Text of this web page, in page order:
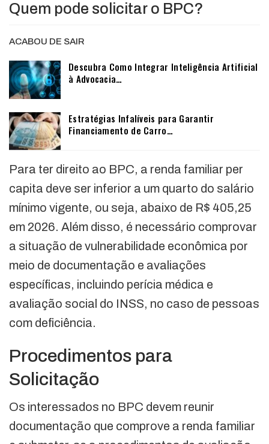
Quem pode solicitar o BPC?
ACABOU DE SAIR
Descubra Como Integrar Inteligência Artificial
à Advocacia…
Estratégias Infalíveis para Garantir
Financiamento de Carro…
Para ter direito ao BPC, a renda familiar per
capita deve ser inferior a um quarto do salário
mínimo vigente, ou seja, abaixo de R$ 405,25
em 2026. Além disso, é necessário comprovar
a situação de vulnerabilidade econômica por
meio de documentação e avaliações
específicas, incluindo perícia médica e
avaliação social do INSS, no caso de pessoas
com deficiência.
Procedimentos para
Solicitação
Os interessados no BPC devem reunir
documentação que comprove a renda familiar